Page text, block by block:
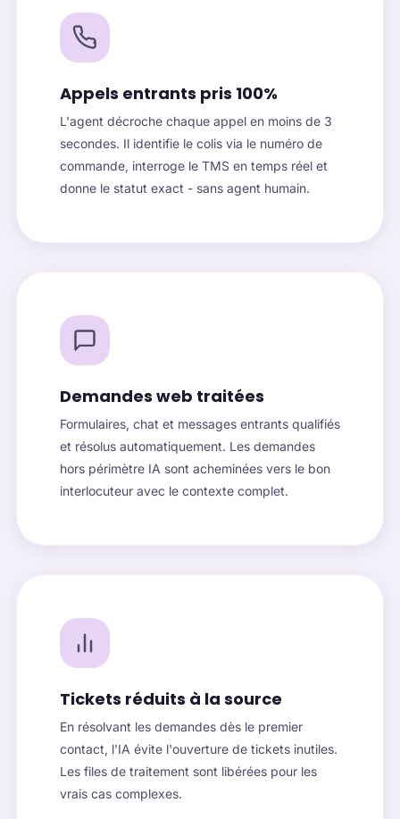
Appels entrants pris 100%
L'agent décroche chaque appel en moins de 3
secondes. Il identifie le colis via le numéro de
commande, interroge le TMS en temps réel et
donne le statut exact - sans agent humain.
Demandes web traitées
Formulaires, chat et messages entrants qualifiés
et résolus automatiquement. Les demandes
hors périmètre IA sont acheminées vers le bon
interlocuteur avec le contexte complet.
Tickets réduits à la source
En résolvant les demandes dès le premier
contact, l'IA évite l'ouverture de tickets inutiles.
Les files de traitement sont libérées pour les
vrais cas complexes.